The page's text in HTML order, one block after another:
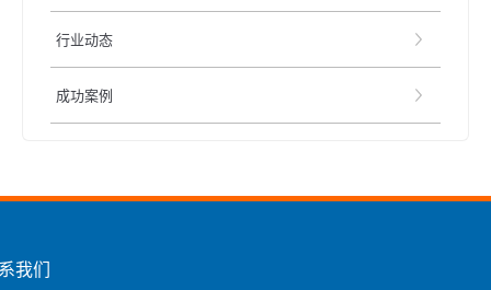
行业动态
成功案例
我们